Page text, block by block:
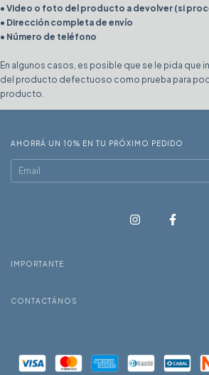
• Video o foto del producto a devolver (si
• Dirección completa de envío
• Número de teléfono
En algunos casos, es posible que se le pida que
del producto defectuoso como prueba para
producto.
AHORRÁ UN 10% EN TU PRÓXIMO PEDIDO
IMPORTANTE
CONTACTÁNOS